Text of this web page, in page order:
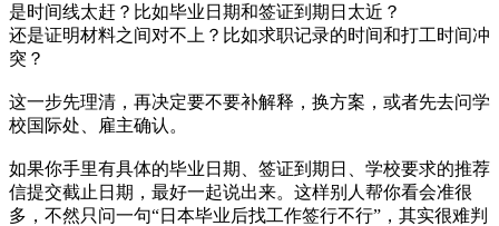
是时间线太赶？比如毕业日期和签证到期日太近？
还是证明材料之间对不上？比如求职记录的时间和打工时间冲
突？
这一步先理清，再决定要不要补解释，换方案，或者先去问学
校国际处、雇主确认。
如果你手里有具体的毕业日期、签证到期日、学校要求的推荐
信提交截止日期，最好一起说出来。这样别人帮你看会准很
多，不然只问一句“日本毕业后找工作签行不行”，其实很难判